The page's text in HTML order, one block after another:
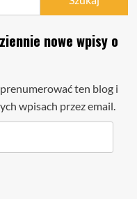
nowe wpisy o
ten blog i
wpisach przez email.